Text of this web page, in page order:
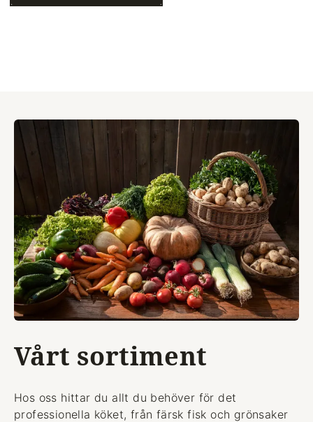
Vårt sortiment
Hos oss hittar du allt du behöver för det
professionella köket, från färsk fisk och grönsaker